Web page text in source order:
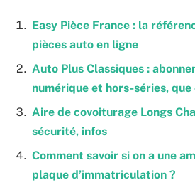
Easy Pièce France : la
pièces auto en ligne
Auto Plus Classiques :
numérique et hors-séries, que
Aire de covoiturage Longs
sécurité, infos
Comment savoir si on a une
plaque d’immatriculation ?